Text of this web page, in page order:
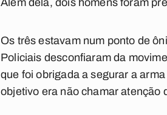
Além dela, dois homens foram
Os três estavam num ponto de
Policiais desconfiaram da
que foi obrigada a segurar a
objetivo era não chamar atenção